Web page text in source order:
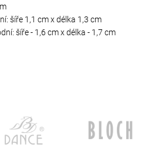
šíře 1,1 cm x délka 1,3 cm
šíře - 1,6 cm x délka - 1,7 cm